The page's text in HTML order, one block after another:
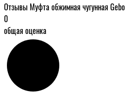
Отзывы Муфта обжимная чугунная
0
общая оценка